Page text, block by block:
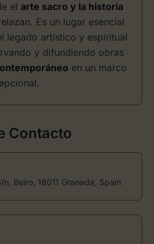
el arte sacro y la historia
Es un lugar esencial
legado artístico y espiritual
y difundiendo obras
en un marco
Contacto
Beiro, 18011 Granada, Spain